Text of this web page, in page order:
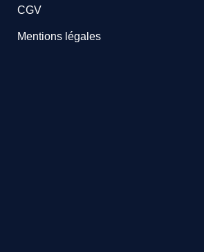
CGV
Mentions légales